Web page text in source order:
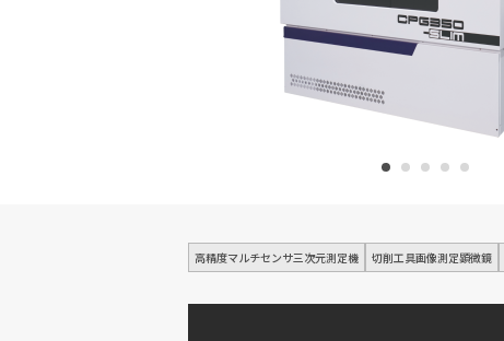
高精度マルチセンサ三次元測定機 切削工具画像測定顕微鏡